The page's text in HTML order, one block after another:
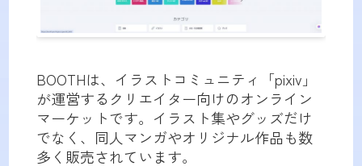
BOOTHは、イラストコミュニティ「pixiv」
が運営するクリエイター向けのオンライン
マーケットです。イラスト集やグッズだけ
でなく、同人マンガやオリジナル作品も数
多く販売されています。